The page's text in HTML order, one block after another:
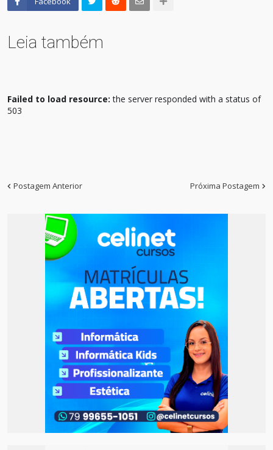
Leia também
Failed to load resource: the server responded with a status of
503
Postagem Anterior Próxima Postagem